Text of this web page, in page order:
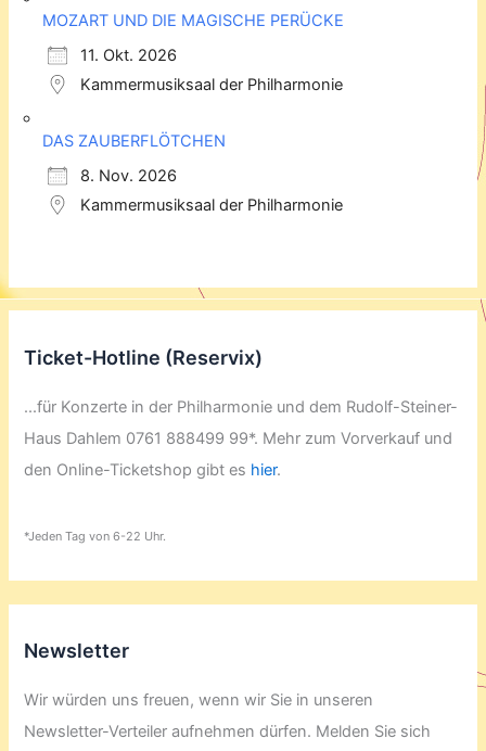
MOZART UND DIE MAGISCHE PERÜCKE
11. Okt. 2026
Kammermusiksaal der Philharmonie
DAS ZAUBERFLÖTCHEN
8. Nov. 2026
Kammermusiksaal der Philharmonie
Ticket-Hotline (Reservix)
...für Konzerte in der Philharmonie und dem Rudolf-Steiner-
Haus Dahlem 0761 888499 99*. Mehr zum Vorverkauf und
den Online-Ticketshop gibt es hier.
*Jeden Tag von 6-22 Uhr.
Newsletter
Wir würden uns freuen, wenn wir Sie in unseren
Newsletter-Verteiler aufnehmen dürfen. Melden Sie sich